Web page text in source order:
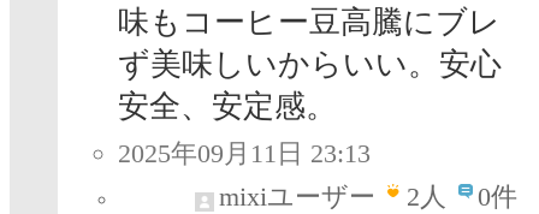
味もコーヒー豆高騰にブレ
ず美味しいからいい。安心
安全、安定感。
2025年09月11日 23:13
mixiユーザー
2人 0件